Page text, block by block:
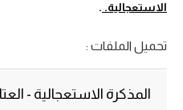
الاستعجالية. .
تحميل الملفات :
المذكرة الاستعجالية -